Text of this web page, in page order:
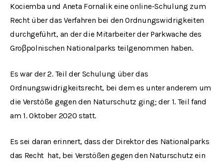
Kociemba und Aneta Fornalik eine online-Schulung zum
Recht über das Verfahren bei den Ordnungswidrigkeiten
durchgeführt, an der die Mitarbeiter der Parkwache des
Groβpolnischen Nationalparks teilgenommen haben.
Es war der 2. Teil der Schulung über das
Ordnungswidrigkeitsrecht, bei dem es unter anderem um
die Verstöße gegen den Naturschutz ging; der 1. Teil fand
am 1. Oktober 2020 statt.
Es sei daran erinnert, dass der Direktor des Nationalparks
das Recht hat, bei Verstößen gegen den Naturschutz ein